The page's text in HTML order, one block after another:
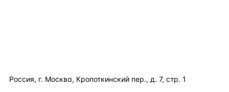
Россия, г. Москва, Кропоткинский пер., д. 7, стр. 1